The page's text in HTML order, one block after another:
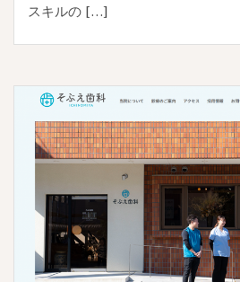
スキルの […]